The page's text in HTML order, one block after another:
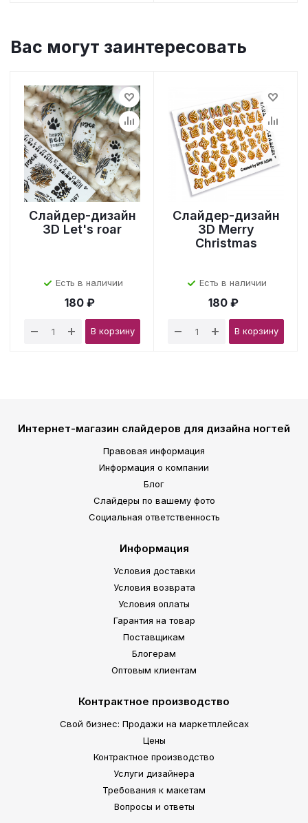
Вас могут заинтересовать
Слайдер-дизайн
3D Let's roar
Есть в наличии
180 ₽
В корзину
Слайдер-дизайн
3D Merry
Christmas
Есть в наличии
180 ₽
В корзину
Интернет-магазин слайдеров для дизайна ногтей
Правовая информация
Информация о компании
Блог
Слайдеры по вашему фото
Социальная ответственность
Информация
Условия доставки
Условия возврата
Условия оплаты
Гарантия на товар
Поставщикам
Блогерам
Оптовым клиентам
Контрактное производство
Свой бизнес: Продажи на маркетплейсах
Цены
Контрактное производство
Услуги дизайнера
Требования к макетам
Вопросы и ответы